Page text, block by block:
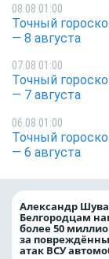
08.08 01:00
Точный
— 8 августа
07.08 01:00
Точный
— 7 августа
06.08 01:00
Точный
— 6 августа
Александр
Белгородцам
более 50
за
атак ВСУ